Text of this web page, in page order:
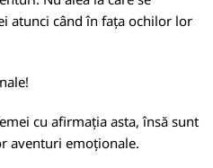
atunci când în fața ochilor lor
cu afirmația asta, însă sunt
aventuri emoționale.